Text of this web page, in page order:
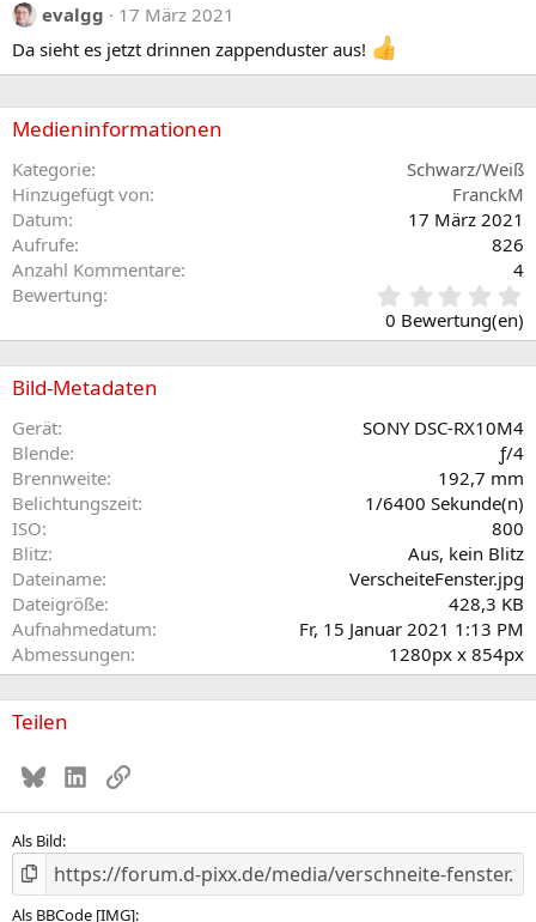
k
t
i
o
e
n
evalgg
17 März 2021
Da sieht es jetzt drinnen zappenduster aus!
Medieninformationen
Kategorie
Schwarz/Weiß
Hinzugefügt von
FranckM
Datum
17 März 2021
Aufrufe
826
Anzahl Kommentare
4
Bewertung
0
e
n
0 Bewertung(en)
Bild-Metadaten
Gerät
SONY DSC-RX10M4
Blende
ƒ/4
Brennweite
192,7 mm
Belichtungszeit
1/6400 Sekunde(n)
ISO
800
Blitz
Aus, kein Blitz
Dateiname
VerscheiteFenster.jpg
Dateigröße
428,3 KB
Aufnahmedatum
Fr, 15 Januar 2021 1:13 PM
Abmessungen
1280px x 854px
Teilen
BlueskyLinkedIn
Link
Als Bild
Als BBCode [IMG]